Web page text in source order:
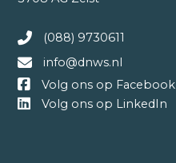
(088) 9730611
info@dnws.nl
Volg ons op Facebook
Volg ons op LinkedIn